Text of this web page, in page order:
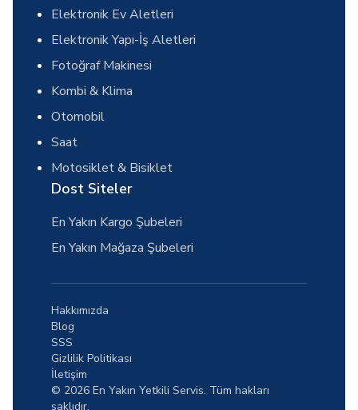
Elektronik Ev Aletleri
Elektronik Yapı-İş Aletleri
Fotoğraf Makinesi
Kombi & Klima
Otomobil
Saat
Motosiklet & Bisiklet
Dost Siteler
En Yakın Kargo Şubeleri
En Yakın Mağaza Şubeleri
© 2026 En Yakın Yetkili Servis. Tüm hakları
saklıdır.
Hakkımızda
Blog
SSS
Gizlilik Politikası
İletişim